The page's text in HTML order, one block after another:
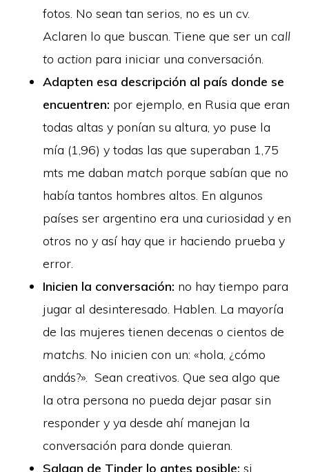
fotos. No sean tan serios, no es un cv.
Aclaren lo que buscan. Tiene que ser un call
to action para iniciar una conversación.
Adapten esa descripción al país donde se
encuentren: por ejemplo, en Rusia que eran
todas altas y ponían su altura, yo puse la
mía (1,96) y todas las que superaban 1,75
mts me daban match porque sabían que no
había tantos hombres altos. En algunos
países ser argentino era una curiosidad y en
otros no y así hay que ir haciendo prueba y
error.
Inicien la conversación: no hay tiempo para
jugar al desinteresado. Hablen. La mayoría
de las mujeres tienen decenas o cientos de
matchs. No inicien con un: «hola, ¿cómo
andás?». Sean creativos. Que sea algo que
la otra persona no pueda dejar pasar sin
responder y ya desde ahí manejan la
conversación para donde quieran.
Salgan de Tinder lo antes posible: si